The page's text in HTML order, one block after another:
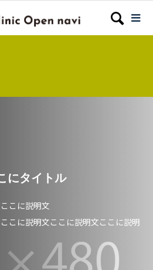
にタイトル
こに説明文
こに説明文ここに説明文ここに説明